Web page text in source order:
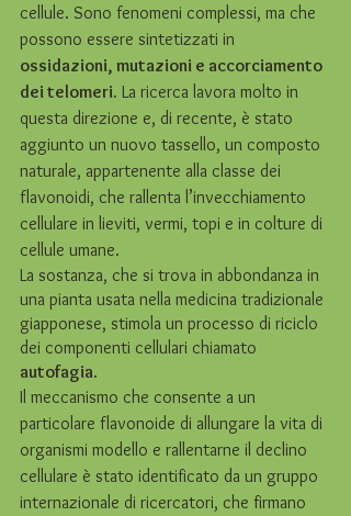
cellule. Sono fenomeni complessi, ma che
possono essere sintetizzati in
ossidazioni, mutazioni e accorciamento
dei telomeri. La ricerca lavora molto in
questa direzione e, di recente, è stato
aggiunto un nuovo tassello, un composto
naturale, appartenente alla classe dei
flavonoidi, che rallenta l’invecchiamento
cellulare in lieviti, vermi, topi e in colture di
cellule umane.
La sostanza, che si trova in abbondanza in
una pianta usata nella medicina tradizionale
giapponese, stimola un processo di riciclo
dei componenti cellulari chiamato
autofagia.
Il meccanismo che consente a un
particolare flavonoide di allungare la vita di
organismi modello e rallentarne il declino
cellulare è stato identificato da un gruppo
internazionale di ricercatori, che firmano